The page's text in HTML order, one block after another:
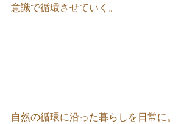
意識で循環させていく。
自然の循環に沿った暮らしを日常に。